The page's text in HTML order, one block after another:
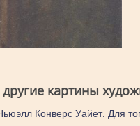
картины
Конверс Уайет. Для